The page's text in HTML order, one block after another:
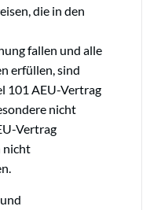
die in den
fallen und alle
erfüllen, sind
101 AEU-Vertrag
nicht
Vertrag
nicht